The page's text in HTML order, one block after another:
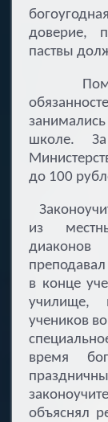
доверие,
паствы
Помимо
школе.
до 100
из
в конце
училище,
учеников
время
объяснял